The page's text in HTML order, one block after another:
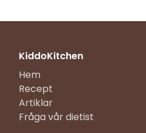
KiddoKitchen
Hem
Recept
Artiklar
Fråga vår dietist